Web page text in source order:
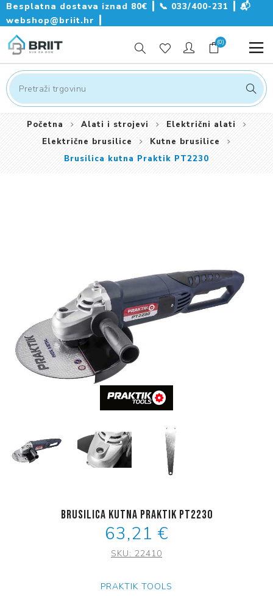
Besplatna dostava iznad 80€ ┃ 📞 033/400-231
📬
webshop@briit.hr
(0)
Početna Alati i strojevi
Električni alati
Električne brusilice
Kutne brusilice
Brusilica kutna Praktik PT2230
Brusilica kutna Praktik PT2230
63,21 €
SKU: 22410
PRAKTIK TOOLS